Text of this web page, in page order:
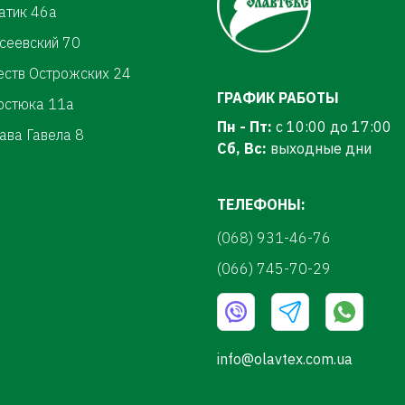
46а
70
Острожских 24
11а
Гавела 8
ГРАФИК РАБОТЫ
Пн - Пт: с 10:00 до 17:00
Сб, Вс: выходные дни
ТЕЛЕФОНЫ:
(068) 931-46-76
(066) 745-70-29
info@olavtex.com.ua